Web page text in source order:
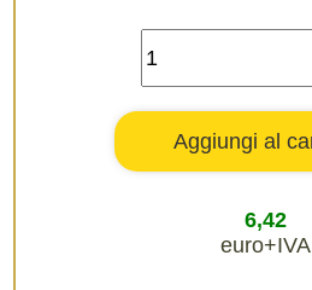
6,42
euro+IVA